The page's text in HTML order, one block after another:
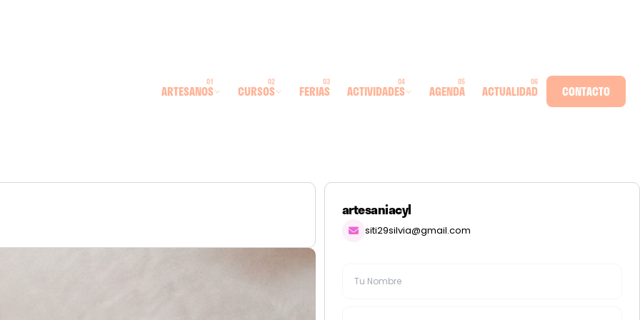
ARTESANOS CURSOS FERIAS ACTIVIDADES AGENDA ACTUALIDAD CONTACTO
artesaniacyl
siti29silvia@gmail.com